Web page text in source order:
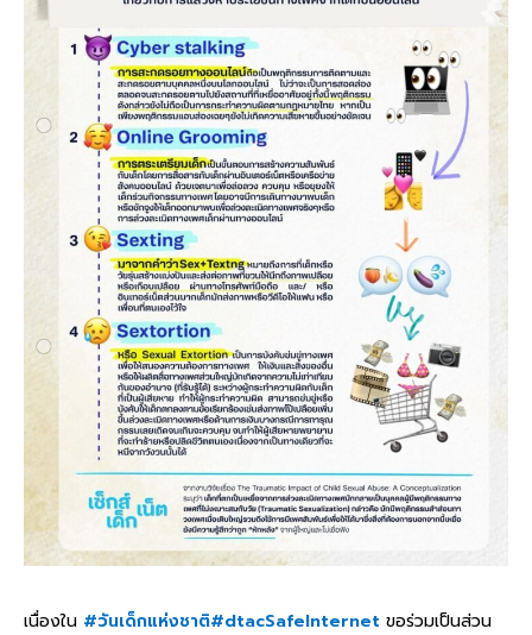
เนื่องใน #วันเด็กแห่งชาติ#dtacSafeInternet ขอร่วมเป็นส่วน